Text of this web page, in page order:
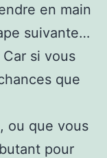
en main
suivante…
si vous
que
ou que vous
pour